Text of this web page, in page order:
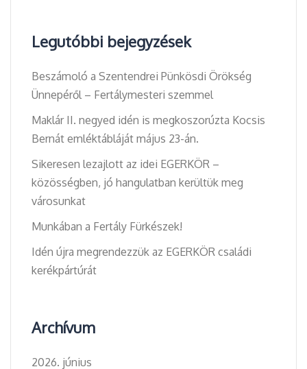
Legutóbbi bejegyzések
Beszámoló a Szentendrei Pünkösdi Örökség
Ünnepéről – Fertálymesteri szemmel
Maklár II. negyed idén is megkoszorúzta Kocsis
Bernát emléktábláját május 23-án.
Sikeresen lezajlott az idei EGERKÖR –
közösségben, jó hangulatban kerültük meg
városunkat
Munkában a Fertály Fürkészek!
Idén újra megrendezzük az EGERKÖR családi
kerékpártúrát
Archívum
2026. június